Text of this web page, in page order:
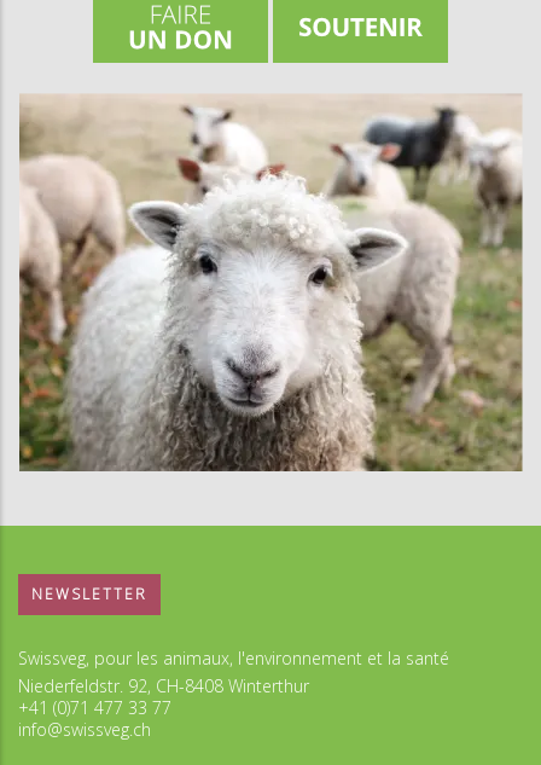
NEWSLETTER
Swissveg, pour les animaux, l'environnement et la santé
Niederfeldstr. 92, CH-8408 Winterthur
+41 (0)71 477 33 77
info@swissveg.ch